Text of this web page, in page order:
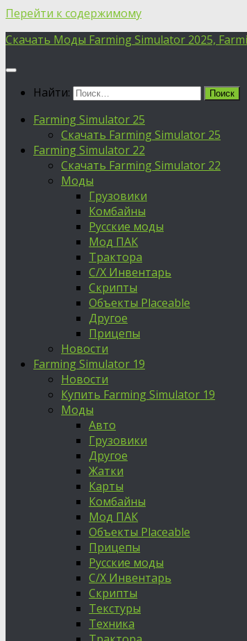
Перейти к содержимому
Скачать Моды Farming Simulator 2025,
Найти:
Farming Simulator 25
Скачать Farming Simulator 25
Farming Simulator 22
Скачать Farming Simulator 22
Моды
Грузовики
Комбайны
Русские моды
Мод ПАК
Трактора
С/Х Инвентарь
Скрипты
Объекты Placeable
Другое
Прицепы
Новости
Farming Simulator 19
Новости
Купить Farming Simulator 19
Моды
Авто
Грузовики
Другое
Жатки
Карты
Комбайны
Мод ПАК
Объекты Placeable
Прицепы
Русские моды
С/Х Инвентарь
Скрипты
Текстуры
Техника